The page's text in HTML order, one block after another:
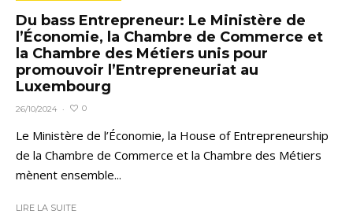
Du bass Entrepreneur: Le Ministère de
l’Économie, la Chambre de Commerce et
la Chambre des Métiers unis pour
promouvoir l’Entrepreneuriat au
Luxembourg
26/10/2024 · 0
Le Ministère de l’Économie, la House of Entrepreneurship
de la Chambre de Commerce et la Chambre des Métiers
mènent ensemble...
LIRE LA SUITE